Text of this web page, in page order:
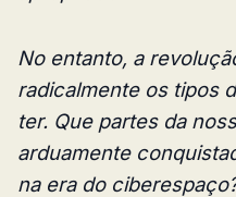
No entanto, a
radicalmente os tipos
ter. Que partes da
arduamente
na era do